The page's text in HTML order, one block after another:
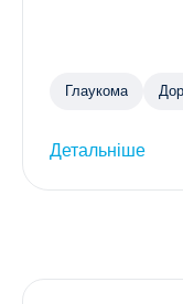
Глаукома
Детальніше